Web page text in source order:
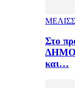
Στο
ΔΗΜΟ»
και…